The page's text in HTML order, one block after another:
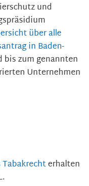
und
über alle
in Baden-
bis zum genannten
Unternehmen
erhalten